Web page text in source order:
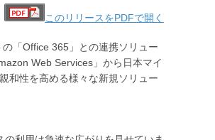
このリリースをPDFで開く
「Office 365」との連携ソリュー
Web Services」から日本マイ
和性を高める様々な新規ソリュー